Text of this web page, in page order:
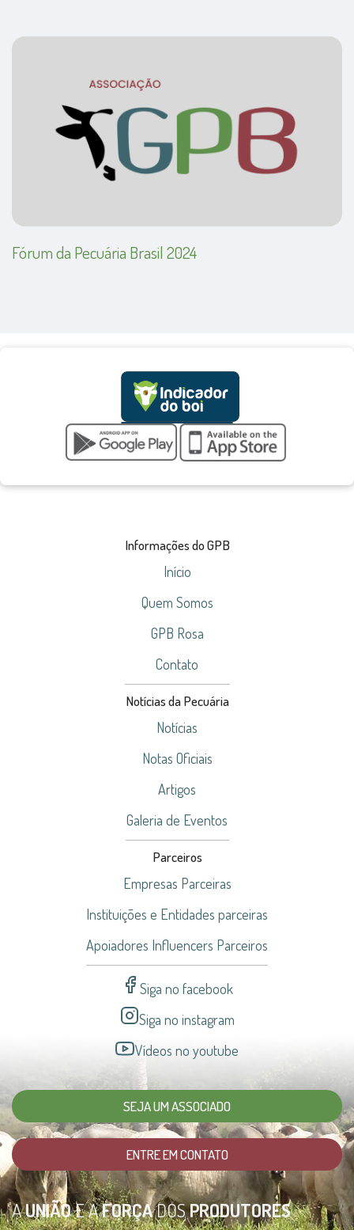
Fórum da Pecuária Brasil 2024
Informações do GPB
Início
Quem Somos
GPB Rosa
Contato
Notícias da Pecuária
Notícias
Notas Oficiais
Artigos
Galeria de Eventos
Parceiros
Empresas Parceiras
Instituições e Entidades parceiras
Apoiadores Influencers Parceiros
Siga no facebook
Siga no instagram
Vídeos no youtube
SEJA UM ASSOCIADO
ENTRE EM CONTATO
AUNIÃOE AFORÇADOSPRODUTORES